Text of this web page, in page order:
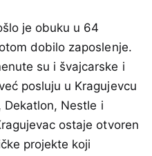
je obuku u 64
dobilo zaposlenje.
su i švajcarske i
posluju u Kragujevcu
Dekatlon, Nestle i
ostaje otvoren
projekte koji